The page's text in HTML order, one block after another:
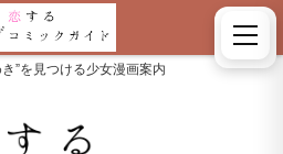
”を見つける少女漫画案内
検索